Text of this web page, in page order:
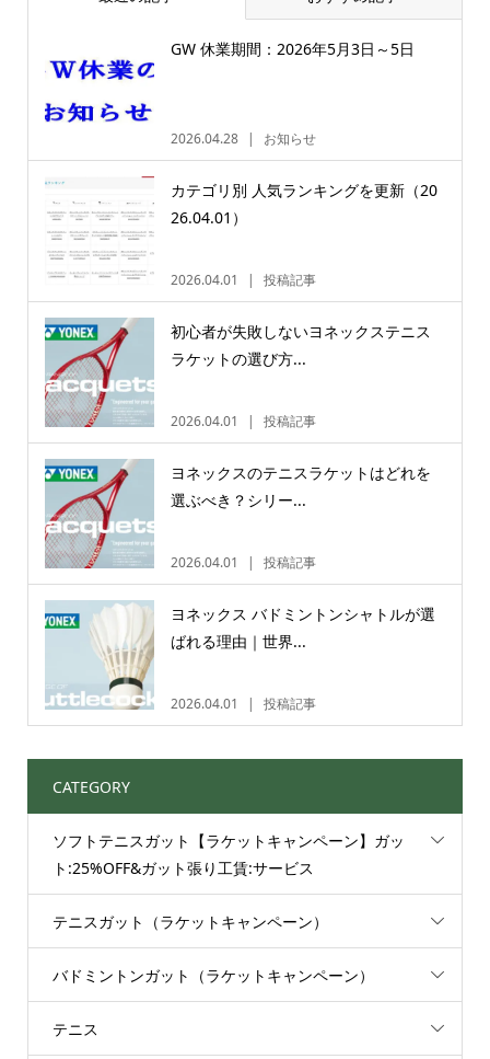
GW 休業期間：2026年5月3日～5日
2026.04.28 お知らせ
カテゴリ別 人気ランキングを更新（20
26.04.01）
2026.04.01 投稿記事
初心者が失敗しないヨネックステニス
ラケットの選び方...
2026.04.01 投稿記事
ヨネックスのテニスラケットはどれを
選ぶべき？シリー...
2026.04.01 投稿記事
ヨネックス バドミントンシャトルが選
ばれる理由｜世界...
2026.04.01 投稿記事
CATEGORY
ソフトテニスガット【ラケットキャンペーン】ガッ
ト:25%OFF&ガット張り工賃:サービス
テニスガット（ラケットキャンペーン）
バドミントンガット（ラケットキャンペーン）
テニス